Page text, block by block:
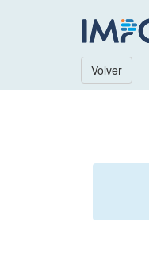
Volver